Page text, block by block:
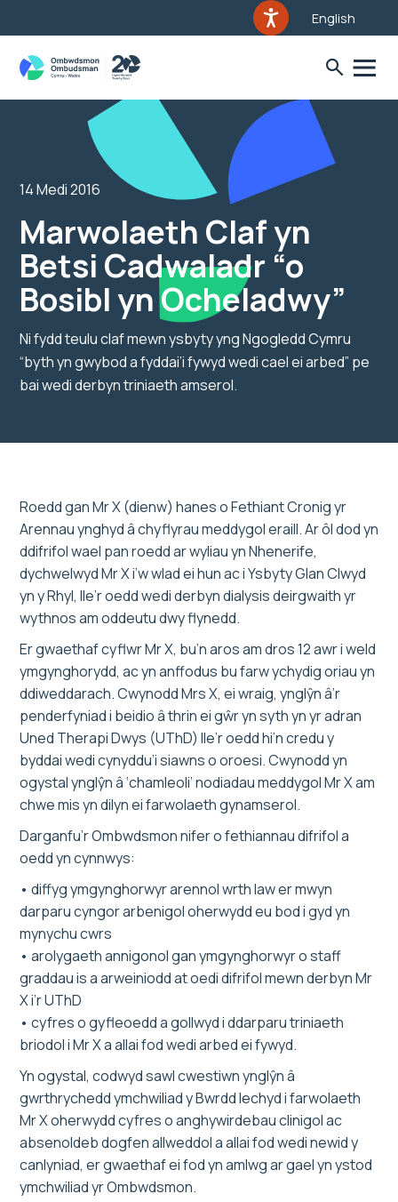
English
14 Medi 2016
Marwolaeth Claf yn
Betsi Cadwaladr “o
Bosibl yn Ocheladwy”
Ni fydd teulu claf mewn ysbyty yng Ngogledd Cymru
“byth yn gwybod a fyddai’i fywyd wedi cael ei arbed” pe
bai wedi derbyn triniaeth amserol.
Roedd gan Mr X (dienw) hanes o Fethiant Cronig yr
Arennau ynghyd â chyflyrau meddygol eraill. Ar ôl dod yn
ddifrifol wael pan roedd ar wyliau yn Nhenerife,
dychwelwyd Mr X i’w wlad ei hun ac i Ysbyty Glan Clwyd
yn y Rhyl, lle’r oedd wedi derbyn dialysis deirgwaith yr
wythnos am oddeutu dwy flynedd.
Er gwaethaf cyflwr Mr X, bu’n aros am dros 12 awr i weld
ymgynghorydd, ac yn anffodus bu farw ychydig oriau yn
ddiweddarach. Cwynodd Mrs X, ei wraig, ynglŷn â’r
penderfyniad i beidio â thrin ei gŵr yn syth yn yr adran
Uned Therapi Dwys (UThD) lle’r oedd hi’n credu y
byddai wedi cynyddu’i siawns o oroesi. Cwynodd yn
ogystal ynglŷn â ‘chamleoli’ nodiadau meddygol Mr X am
chwe mis yn dilyn ei farwolaeth gynamserol.
Darganfu’r Ombwdsmon nifer o fethiannau difrifol a
oedd yn cynnwys:
• diffyg ymgynghorwyr arennol wrth law er mwyn
darparu cyngor arbenigol oherwydd eu bod i gyd yn
mynychu cwrs
• arolygaeth annigonol gan ymgynghorwyr o staff
graddau is a arweiniodd at oedi difrifol mewn derbyn Mr
X i’r UThD
• cyfres o gyfleoedd a gollwyd i ddarparu triniaeth
briodol i Mr X a allai fod wedi arbed ei fywyd.
Yn ogystal, codwyd sawl cwestiwn ynglŷn â
gwrthrychedd ymchwiliad y Bwrdd Iechyd i farwolaeth
Mr X oherwydd cyfres o anghywirdebau clinigol ac
absenoldeb dogfen allweddol a allai fod wedi newid y
canlyniad, er gwaethaf ei fod yn amlwg ar gael yn ystod
ymchwiliad yr Ombwdsmon.